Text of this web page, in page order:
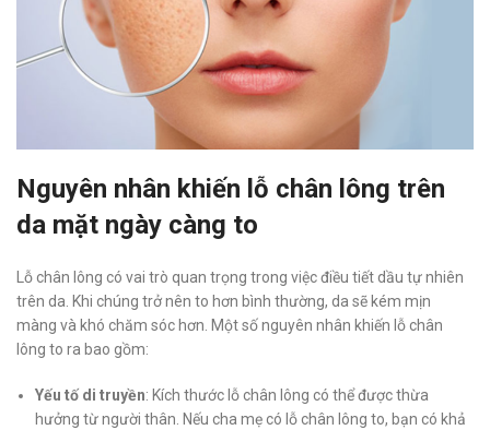
Nguyên nhân khiến lỗ chân lông trên
da mặt ngày càng to
Lỗ chân lông có vai trò quan trọng trong việc điều tiết dầu tự nhiên
trên da. Khi chúng trở nên to hơn bình thường, da sẽ kém mịn
màng và khó chăm sóc hơn. Một số nguyên nhân khiến lỗ chân
lông to ra bao gồm:
Yếu tố di truyền: Kích thước lỗ chân lông có thể được thừa
hưởng từ người thân. Nếu cha mẹ có lỗ chân lông to, bạn có khả